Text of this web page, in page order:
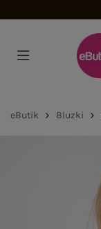
eButik Bluzki